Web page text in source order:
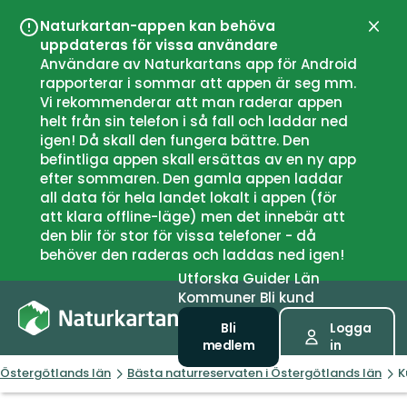
Naturkartan-appen kan behöva
uppdateras för vissa användare
Användare av Naturkartans app för Android
rapporterar i sommar att appen är seg mm.
Vi rekommenderar att man raderar appen
helt från sin telefon i så fall och laddar ned
igen! Då skall den fungera bättre. Den
befintliga appen skall ersättas av en ny app
efter sommaren. Den gamla appen laddar
all data för hela landet lokalt i appen (för
att klara offline-läge) men det innebär att
den blir för stor för vissa telefoner - då
behöver den raderas och laddas ned igen!
UtforskaGuiderLän
Kommuner Bli kund
Bli
medlem
Logga
in
Östergötlands län Bästa naturreservaten i Östergötlands län